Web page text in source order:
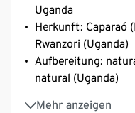
Uganda
Herkunft: Caparaó
Rwanzori (Uganda)
Aufbereitung:
natural (Uganda)
Mehr anzeigen
Varietät: Catucaí